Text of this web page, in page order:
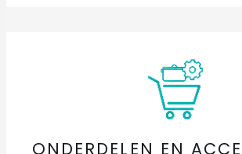
ONDERDELEN EN